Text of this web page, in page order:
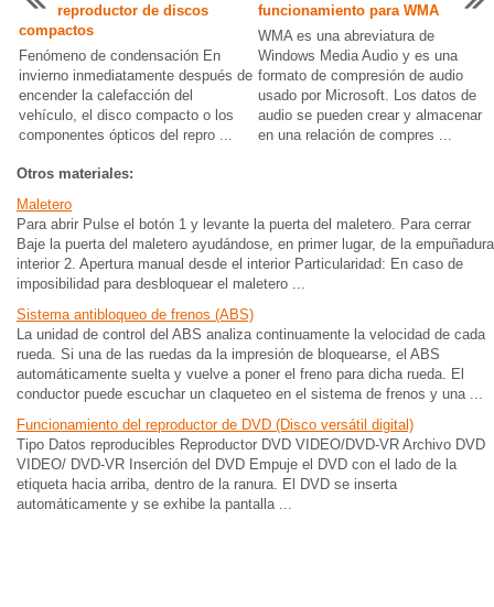
reproductor de discos
compactos
Fenómeno de condensación En
invierno inmediatamente después de
encender la calefacción del
vehículo, el disco compacto o los
componentes ópticos del repro ...
funcionamiento para WMA
WMA es una abreviatura de
Windows Media Audio y es una
formato de compresión de audio
usado por Microsoft. Los datos de
audio se pueden crear y almacenar
en una relación de compres ...
Otros materiales:
Maletero
Para abrir Pulse el botón 1 y levante la puerta del maletero. Para cerrar
Baje la puerta del maletero ayudándose, en primer lugar, de la empuñadura
interior 2. Apertura manual desde el interior Particularidad: En caso de
imposibilidad para desbloquear el maletero ...
Sistema antibloqueo de frenos (ABS)
La unidad de control del ABS analiza continuamente la velocidad de cada
rueda. Si una de las ruedas da la impresión de bloquearse, el ABS
automáticamente suelta y vuelve a poner el freno para dicha rueda. El
conductor puede escuchar un claqueteo en el sistema de frenos y una ...
Funcionamiento del reproductor de DVD (Disco versátil digital)
Tipo Datos reproducibles Reproductor DVD VIDEO/DVD-VR Archivo DVD
VIDEO/ DVD-VR Inserción del DVD Empuje el DVD con el lado de la
etiqueta hacia arriba, dentro de la ranura. El DVD se inserta
automáticamente y se exhibe la pantalla ...